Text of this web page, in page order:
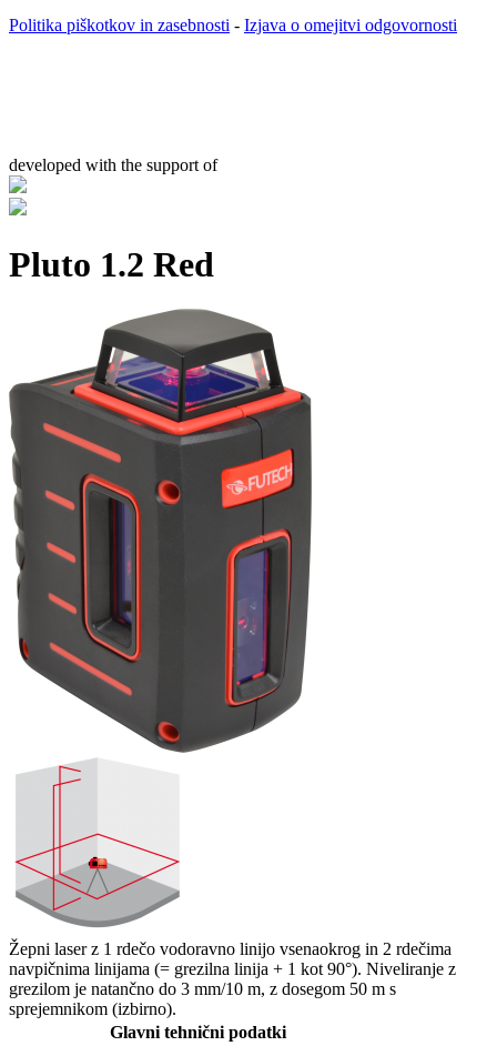
Politika piškotkov in zasebnosti - Izjava o omejitvi odgovornosti
developed with the support of
Pluto 1.2 Red
Žepni laser z 1 rdečo vodoravno linijo vsenaokrog in 2 rdečima
navpičnima linijama (= grezilna linija + 1 kot 90°). Niveliranje z
grezilom je natančno do 3 mm/10 m, z dosegom 50 m s
sprejemnikom (izbirno).
Glavni tehnični podatki